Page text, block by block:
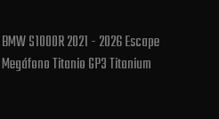
BMW S1000R 2021 - 2026 Escape
Megáfono Titanio GP3 Titanium